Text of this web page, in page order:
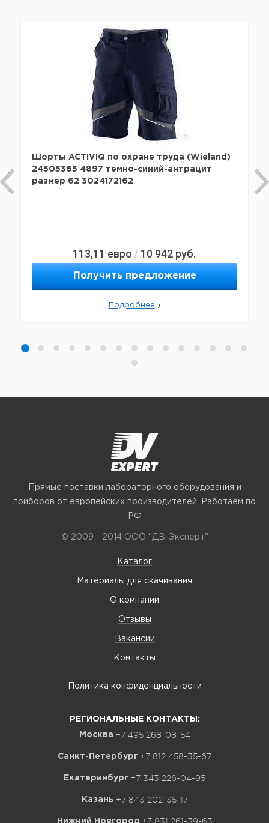
Шорты ACTIVIQ по охране труда (Wieland)
24505365 4897 темно-синий-антрацит
размер 62 3024172162
113,11 евро / 10 942 руб.
Получить предложение
Подробнее
Прямые поставки лабораторного оборудования и
приборов от европейских производителей. Работаем по
РФ
© 2009 - 2014 ООО "ДВ-Эксперт"
Каталог
Материалы для скачивания
О компании
Отзывы
Вакансии
Контакты
Политика конфиденциальности
РЕГИОНАЛЬНЫЕ КОНТАКТЫ:
Москва +7 495 268-08-54
Санкт-Петербург +7 812 458-35-67
Екатеринбург +7 343 226-04-95
Казань +7 843 202-35-17
Нижний Новгород